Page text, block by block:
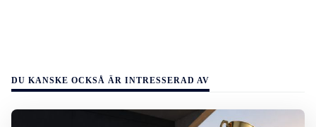
DU KANSKE OCKSÅ ÄR INTRESSERAD AV